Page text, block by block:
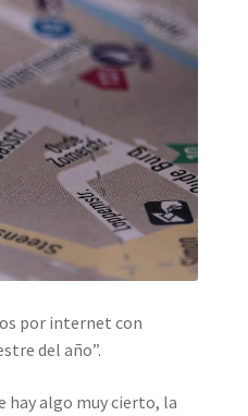
por internet con
del año”.
hay algo muy cierto, la